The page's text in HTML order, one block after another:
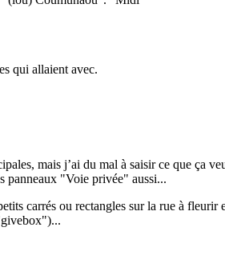
qui allaient avec.
mais j’ai du mal à saisir ce que ça
panneaux "Voie privée" aussi...
carrés ou rectangles sur la rue à